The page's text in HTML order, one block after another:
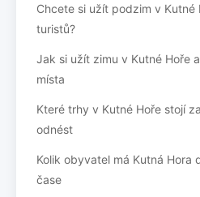
Chcete si užít podzim v Kutné
turistů?
Jak si užít zimu v Kutné Hoře
místa
Které trhy v Kutné Hoře stojí
odnést
Kolik obyvatel má Kutná Hora
čase